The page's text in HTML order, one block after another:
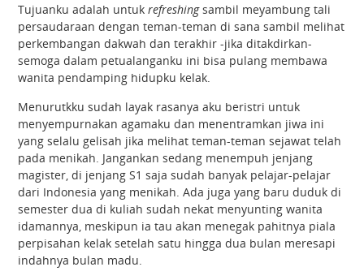
Tujuanku adalah untukrefreshingsambil meyambung tali
persaudaraan dengan teman-teman di sana sambil melihat
perkembangan dakwah dan terakhir -jika ditakdirkan-
semoga dalam petualanganku ini bisa pulang membawa
wanita pendamping hidupku kelak.
Menurutkku sudah layak rasanya aku beristri untuk
menyempurnakan agamaku dan menentramkan jiwa ini
yang selalu gelisah jika melihat teman-teman sejawat telah
pada menikah. Jangankan sedang menempuh jenjang
magister, di jenjang S1 saja sudah banyak pelajar-pelajar
dari Indonesia yang menikah. Ada juga yang baru duduk di
semester dua di kuliah sudah nekat menyunting wanita
idamannya, meskipun ia tau akan menegak pahitnya piala
perpisahan kelak setelah satu hingga dua bulan meresapi
indahnya bulan madu.